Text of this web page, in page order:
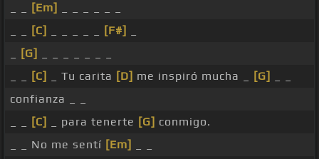
[Em]
[C] [F#]
[G]
[C] _ Tu carita [D] me inspiró mucha _ [G]
confianza _ _
[C] _ para tenerte [G] conmigo.
_ _ No me sentí [Em]